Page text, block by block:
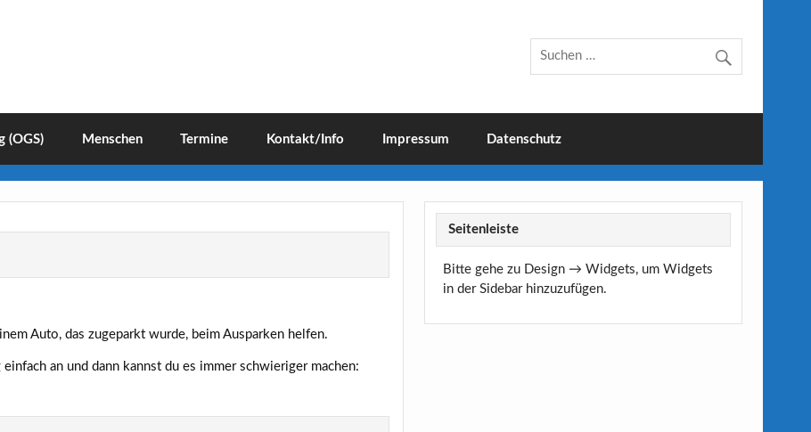
(OGS) Menschen Termine Kontakt/Info Impressum Datenschutz
Auto, das zugeparkt wurde, beim Ausparken helfen.
an und dann kannst du es immer schwieriger machen:
Seitenleiste
Bitte gehe zu Design → Widgets, um Widgets
in der Sidebar hinzuzufügen.